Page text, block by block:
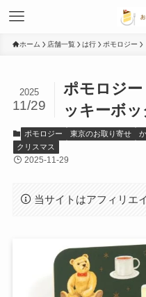
ホーム 店舗一覧 は行 ポモロジー
ポモロジー
ッキーボ
2025
11/29
ポモロジー 東京のお取り寄せ
クリスマス
2025-11-29
当サイトはアフィリエ